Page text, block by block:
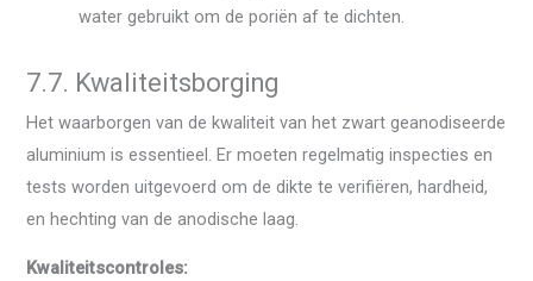
water gebruikt om de poriën af te dichten.
7.7. Kwaliteitsborging
Het waarborgen van de kwaliteit van het zwart geanodiseerde
aluminium is essentieel. Er moeten regelmatig inspecties en
tests worden uitgevoerd om de dikte te verifiëren, hardheid,
en hechting van de anodische laag.
Kwaliteitscontroles: